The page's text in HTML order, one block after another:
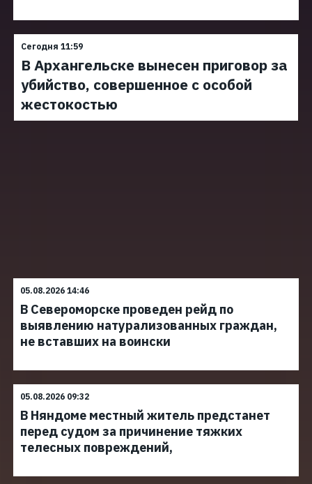
Сегодня 11:59
В Архангельске вынесен приговор за
убийство, совершенное с особой
жестокостью
05.08.2026 14:46
В Североморске проведен рейд по
выявлению натурализованных граждан,
не вставших на воински
05.08.2026 09:32
В Няндоме местный житель предстанет
перед судом за причинение тяжких
телесных повреждений,